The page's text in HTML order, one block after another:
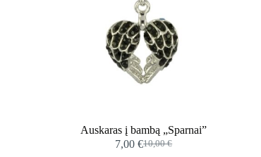
Auskaras į bambą „Sparnai”
10,00€
Original
7,00€Current